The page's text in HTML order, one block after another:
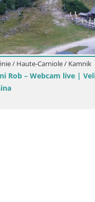
Slovénie / Haute-
Velika Planina |